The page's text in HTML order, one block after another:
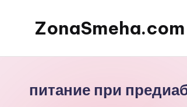
ПерейтиZonaSmeha.com
Правильное
питание при